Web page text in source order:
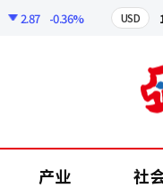
2.87 -0.36% USD
产业 社